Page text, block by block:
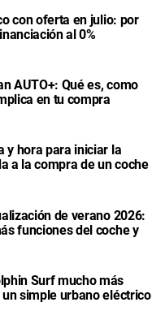
con oferta en julio: por
al 0%
AUTO+: Qué es, como
en tu compra
y hora para iniciar la
a la compra de un coche
de verano 2026:
funciones del coche y
Surf mucho más
simple urbano eléctrico